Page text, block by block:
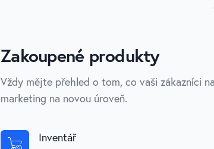
Zakoupené produkty
Vždy mějte přehled o tom, co vaši zákazníci
marketing na novou úroveň.
Inventář